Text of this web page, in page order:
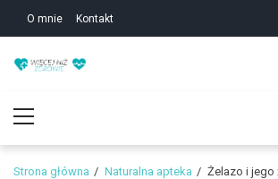
O mnie Kontakt
w zgodzie
Menu
Strona główna Naturalna apteka Żelazo i jego